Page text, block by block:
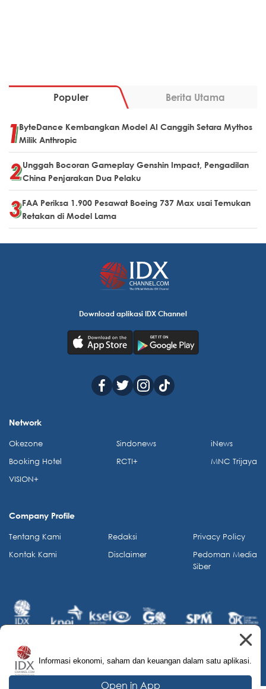
Populer Berita Utama
ByteDance Kembangkan Model AI Canggih Setara Mythos
Milik Anthropic
Unggah Bocoran Gameplay Genshin Impact, Pengadilan
China Penjarakan Dua Pelaku
FAA Periksa 1.900 Pesawat Boeing 737 Max usai Temukan
Retakan di Model Lama
Informasi ekonomi, saham dan keuangan dalam satu aplikasi.
Open in App
Download aplikasi IDX Channel
Network
Okezone
Booking Hotel
VISION+
Sindonews
RCTI+
iNews
MNC Trijaya
Company Profile
Tentang Kami
Kontak Kami
Redaksi
Disclaimer
Privacy Policy
Pedoman Media
Siber
© 2026 IDX Channel. All Rights Reserved.